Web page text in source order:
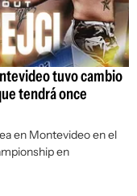
tuvo cambio
tendrá once
en Montevideo en el
en